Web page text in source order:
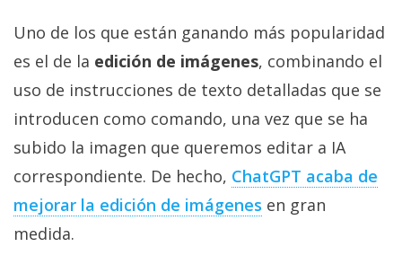
Sorteos
Foros
Contacto
/
Sobre
nosotros
/
Uno de los que están ganando más popularidad
es el de la edición de imágenes, combinando el
uso de instrucciones de texto detalladas que se
introducen como comando, una vez que se ha
subido la imagen que queremos editar a IA
correspondiente. De hecho, ChatGPT acaba de
mejorar la edición de imágenes en gran
medida.